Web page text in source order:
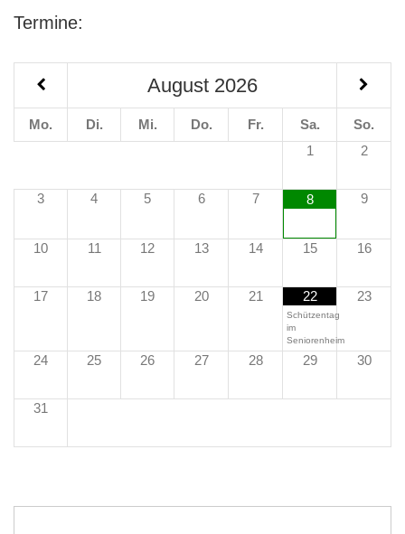
Termine:
August 2026
Mo. Di. Mi. Do. Fr. Sa.
So.
1
2
3 4 5 6 7 8 9
10 11 12 13 14 15 16
17 18 19 20 21 22
Schützentag
im
Seniorenheim
23
24 25 26 27 28 29 30
31